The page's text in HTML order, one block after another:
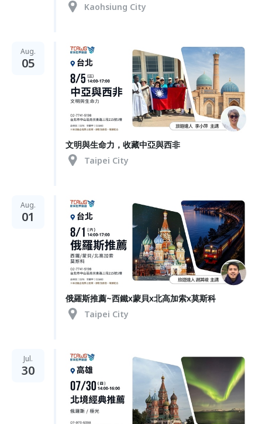
Kaohsiung City
Aug.
05
文明與生命力，收藏中亞與西非
Taipei City
Aug.
01
俄羅斯推薦~西鐵x蒙貝x北高加索x莫斯科
Taipei City
Jul.
30